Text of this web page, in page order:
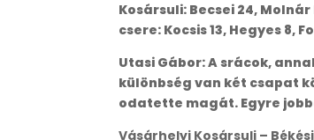
Kosársuli: Becsei 24, Molnár
csere: Kocsis 13, Hegyes 8,
Utasi Gábor: A srácok,
különbség van két csapat
odatette magát. Egyre
Vásárhelyi Kosársuli – Békési